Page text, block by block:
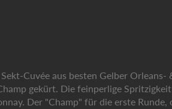
Cuvée aus besten Gelber Orleans-
gekürt. Die feinperlige
Der "Champ" für die erste Runde,